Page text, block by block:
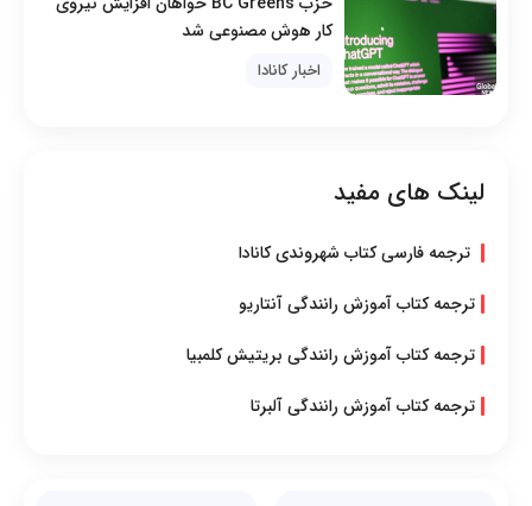
کار هوش مصنوعی شد
اخبار کانادا
لینک های مفید
ترجمه فارسی کتاب شهروندی کانادا
ترجمه کتاب آموزش رانندگی آنتاریو
ترجمه کتاب آموزش رانندگی بریتیش کلمبیا
ترجمه کتاب آموزش رانندگی آلبرتا